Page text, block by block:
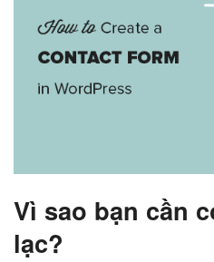
Vì sao bạn cần
lạc?